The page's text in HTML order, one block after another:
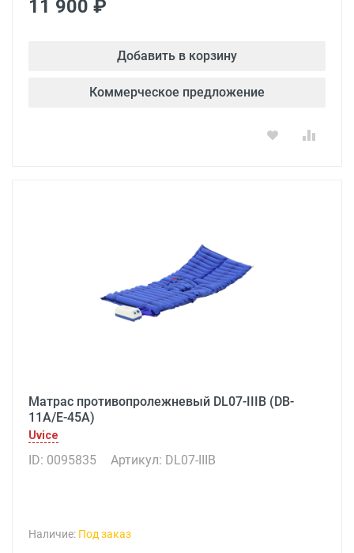
11 900 ₽
Добавить в корзину
Коммерческое предложение
Матрас противопролежневый DL07-IIIB (DB-
11A/E-45A)
Uvice
ID: 0095835 Артикул: DL07-IIIB
Наличие: Под заказ